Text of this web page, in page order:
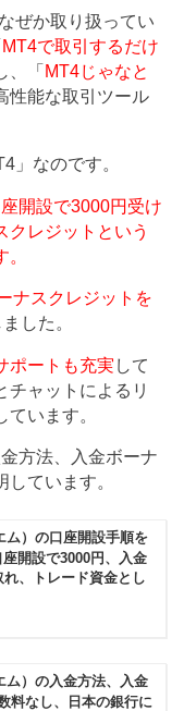
ぜか取り扱ってい
MT4で取引するだけ
、「 MT4じゃなと
性能な取引ツール
」なのです。
開設で3000円受け
クレジットという
ナスクレジットを
ました。
ポートも充実 して
チャットによるリ
います。
方法、入金ボーナ
ています。
ム）の口座開設手順を
開設で3000円、入金
、トレード資金とし
ム）の入金方法、入金
料なし、日本の銀行に